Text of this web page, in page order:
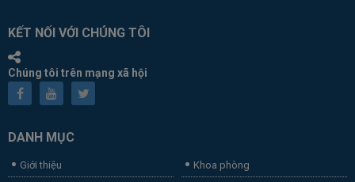
KẾT NỐI VỚI CHÚNG TÔI
Chúng tôi trên mạng xã hội
DANH MỤC
Giới thiệu
Khoa phòng